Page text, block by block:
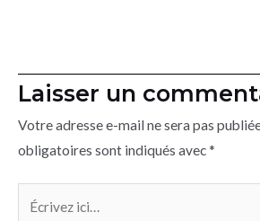
Laisser un
Votre adresse e-mail ne sera pas
obligatoires sont indiqués avec *